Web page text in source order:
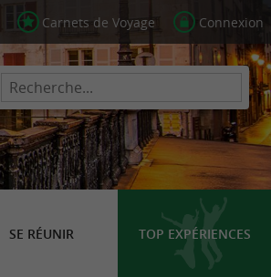
Carnets de Voyage Connexion
SE RÉUNIR TOP EXPÉRIENCES